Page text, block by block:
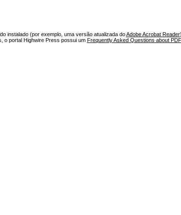
instalado (por exemplo, uma versão atualizada doAdobe Acrobat Reader
o portal Highwire Press possui um Frequently Asked Questions about